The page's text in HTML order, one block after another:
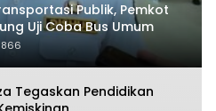
Publik, Pemkot
Uji Coba Bus Umum
866
Tegaskan Pendidikan